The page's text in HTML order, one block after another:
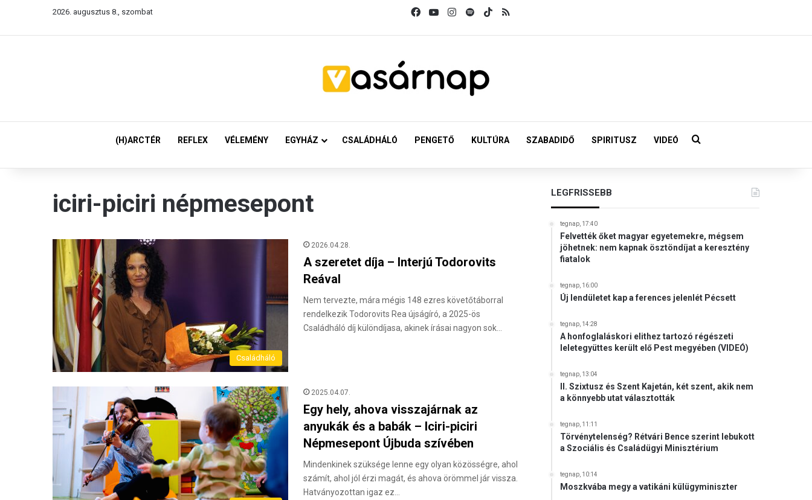
2026. augusztus 8., szombat FacebookYouTubeInstagram
SpotifyTikTok
(H)ARCTÉR REFLEX VÉLEMÉNY EGYHÁZ CSALÁDHÁLÓ PENGETŐ KULTÚRA SZABADIDŐ SPIRITUSZ VIDEÓ Keresés:
iciri-piciri népmesepont
Családháló
2026.04.28.
A szeretet díja – Interjú Todorovits
Reával
Nem tervezte, mára mégis 148 ezres követőtáborral
rendelkezik Todorovits Rea újságíró, a 2025-ös
Családháló díj különdíjasa, akinek írásai nagyon sok…
2025.04.07.
Egy hely, ahova visszajárnak az
anyukák és a babák – Iciri-piciri
Népmesepont Újbuda szívében
Mindenkinek szüksége lenne egy olyan közösségre, ahol
számít, ahol jól érzi magát, és ahova örömmel jár vissza.
Hatványozottan igaz ez…
LEGFRISSEBB
tegnap, 17:40
Felvették őket magyar egyetemekre, mégsem
jöhetnek: nem kapnak ösztöndíjat a keresztény
fiatalok
tegnap, 16:00
Új lendületet kap a ferences jelenlét Pécsett
tegnap, 14:28
A honfoglaláskori elithez tartozó régészeti
leletegyüttes került elő Pest megyében (VIDEÓ)
tegnap, 13:04
II. Szixtusz és Szent Kajetán, két szent, akik nem
a könnyebb utat választották
tegnap, 11:11
Törvénytelenség? Rétvári Bence szerint lebukott
a Szociális és Családügyi Minisztérium
tegnap, 10:14
Moszkvába megy a vatikáni külügyminiszter